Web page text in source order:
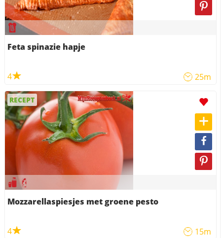
Feta spinazie hapje
4 25m
RECEPT
Mozzarellaspiesjes met groene pesto
4 15m